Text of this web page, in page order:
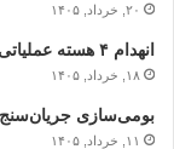
۲۰, خرداد, ۱۴۰۵
انهدام ۴ هسته عملیاتی تروریستی (اینفوگرافیک)
۱۸, خرداد, ۱۴۰۵
بومی‌سازی جریان‌سنج
۱۱, خرداد, ۱۴۰۵